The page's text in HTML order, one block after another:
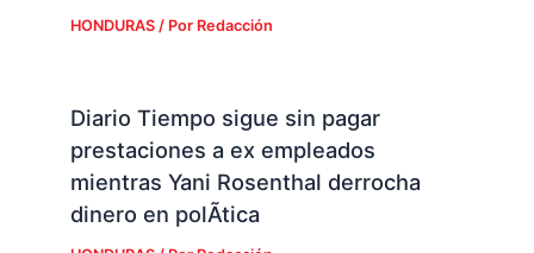
HONDURAS/ Por Redacción
Diario Tiempo sigue sin pagar
prestaciones a ex empleados
mientras Yani Rosenthal derrocha
dinero en polÃ­tica